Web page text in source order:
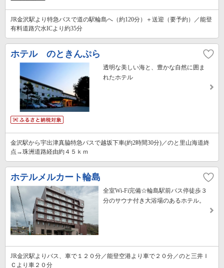
JR金沢駅より特急バスで道の駅輪島へ（約120分）＋送迎（要予約）／能登
有料道路穴水ICより約35分
ホテル のときんぷら
透明な美しい海と、豊かな自然に囲ま
れたホテル
金沢駅から宇出津真脇特急バスで越坂下車(約2時間30分)／のと里山海道終
点→珠洲道路経由約４５ｋｍ
ホテルメルカート輪島
全室Wi-Fi完備☆輪島駅前バス停徒歩３
分のサウナ付き大浴場のあるホテル。
JR金沢駅よりバス、車で１２０分／能登空港より車で２０分／のと三井Ｉ
Ｃより車２０分